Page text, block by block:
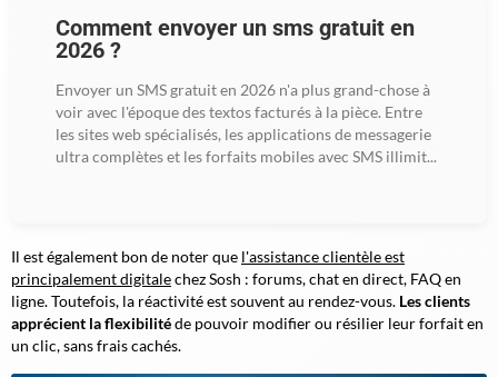
Comment envoyer un sms gratuit en
2026 ?
Envoyer un SMS gratuit en 2026 n'a plus grand-chose à
voir avec l'époque des textos facturés à la pièce. Entre
les sites web spécialisés, les applications de messagerie
ultra complètes et les forfaits mobiles avec SMS illimit...
Il est également bon de noter que l'assistance clientèle est
principalement digitalechez Sosh : forums, chat en direct, FAQ en
ligne. Toutefois, la réactivité est souvent au rendez-vous. Les clients
apprécient la flexibilitéde pouvoir modifier ou résilier leur forfait en
un clic, sans frais cachés.